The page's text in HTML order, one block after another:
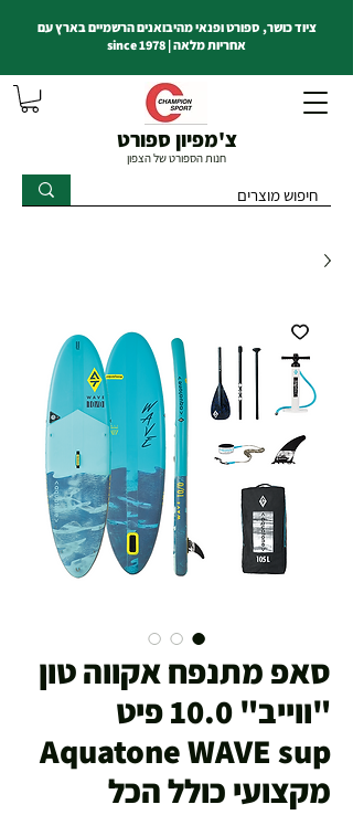
צ'מפיון ספורט
חנות הספורט של הצפון
ציוד כושר, ספורט ופנאי מהיבואנים הרשמיים בארץ עם
אחריות מלאה | since 1978
סאפ מתנפח אקווה טון
"ווייב" 10.0 פיט
Aquatone WAVE sup
מקצועי כולל הכל